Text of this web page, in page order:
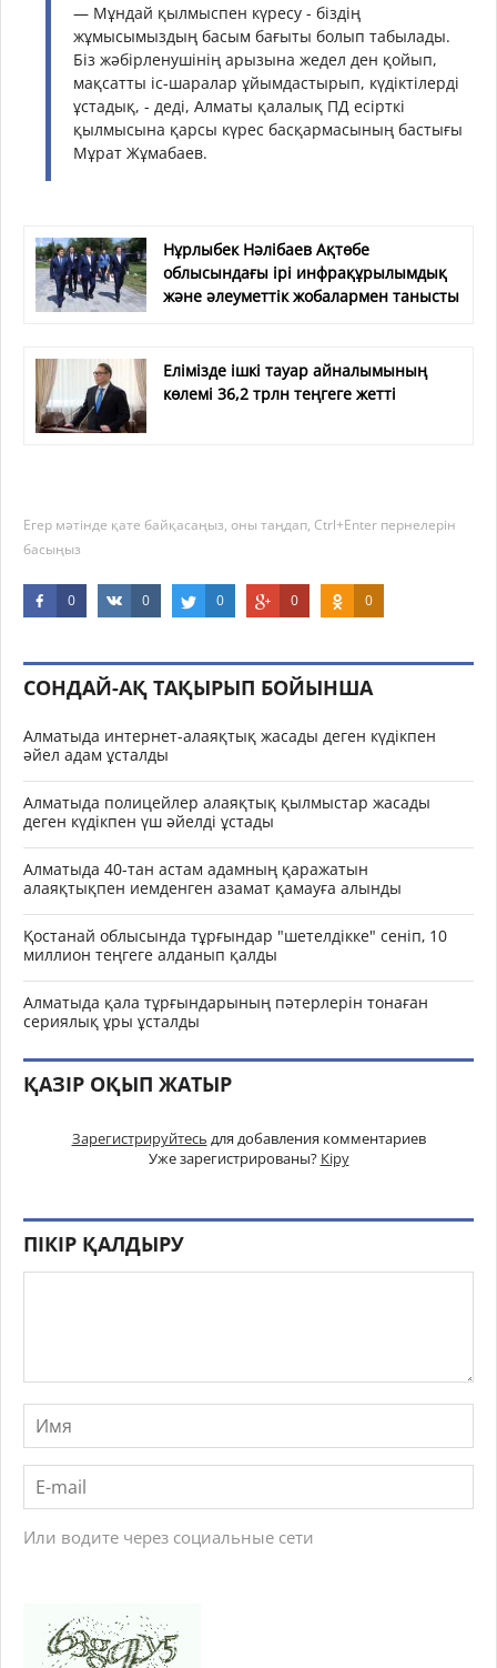
— Мұндай қылмыспен күресу - біздің
жұмысымыздың басым бағыты болып табылады.
Біз жәбірленушінің арызына жедел ден қойып,
мақсатты іс-шаралар ұйымдастырып, күдіктілерді
ұстадық, - деді, Алматы қалалық ПД есірткі
қылмысына қарсы күрес басқармасының бастығы
Мұрат Жұмабаев.
Нұрлыбек Нәлібаев Ақтөбе
облысындағы ірі инфрақұрылымдық
және әлеуметтік жобалармен танысты
Елімізде ішкі тауар айналымының
көлемі 36,2 трлн теңгеге жетті
Егер мәтінде қате байқасаңыз, оны таңдап, Ctrl+Enter пернелерін
басыңыз
0 0 0 0 0
СОНДАЙ-АҚ ТАҚЫРЫП БОЙЫНША
Алматыда интернет-алаяқтық жасады деген күдікпен
әйел адам ұсталды
Алматыда полицейлер алаяқтық қылмыстар жасады
деген күдікпен үш әйелді ұстады
Алматыда 40-тан астам адамның қаражатын
алаяқтықпен иемденген азамат қамауға алынды
Қостанай облысында тұрғындар "шетелдікке" сеніп, 10
миллион теңгеге алданып қалды
Алматыда қала тұрғындарының пәтерлерін тонаған
сериялық ұры ұсталды
ҚАЗІР ОҚЫП ЖАТЫР
Зарегистрируйтесь для добавления комментариев
Уже зарегистрированы? Кіру
ПІКІР ҚАЛДЫРУ
Или водите через социальные сети